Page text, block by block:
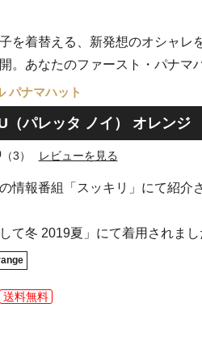
を着替える、新発想のオシャレ
。あなたのファースト・パナマ
パナマハット
（パレッタ ノイ） オレンジ
（3） レビューを見る
情報番組「スッキリ」にて紹介
て冬 2019夏」にて着用されまし